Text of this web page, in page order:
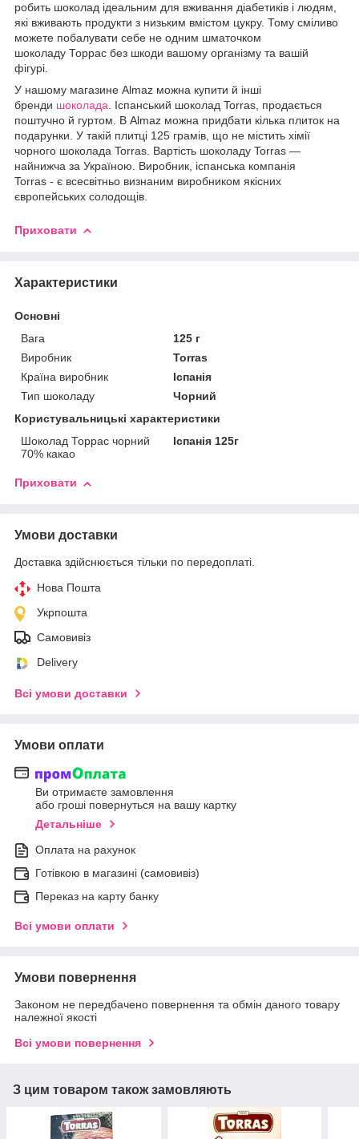
робить шоколад ідеальним для вживання діабетиків і людям,
які вживають продукти з низьким вмістом цукру. Тому сміливо
можете побалувати себе не одним шматочком
шоколаду Торрас без шкоди вашому організму та вашій
фігурі.
У нашому магазине Almaz можна купити й інші
бренди шоколада . Іспанський шоколад Torras, продається
поштучно й гуртом. В Almaz можна придбати кілька плиток на
подарунки. У такій плитці 125 грамів, що не містить хімії
чорного шоколада Torras. Вартість шоколаду Torras —
найнижча за Україною. Виробник, іспанська компанія
Torras - є всесвітньо визнаним виробником якісних
європейських солодощів.
Приховати
Характеристики
Основні
Вага
125 г
Виробник
Torras
Країна виробник
Іспанія
Тип шоколаду
Чорний
Користувальницькі характеристики
Шоколад Торрас чорний
70% какао
Іспанія 125г
Приховати
Умови доставки
Доставка здійснюється тільки по передоплаті.
Нова Пошта
Укрпошта
Самовивіз
Delivery
Всі умови доставки
Умови оплати
Ви отримаєте замовлення
або гроші повернуться на вашу картку
Детальніше
Оплата на рахунок
Готівкою в магазині (самовивіз)
Переказ на карту банку
Всі умови оплати
Умови повернення
Законом не передбачено повернення та обмін даного товару
належної якості
Всі умови повернення
З цим товаром також замовляють